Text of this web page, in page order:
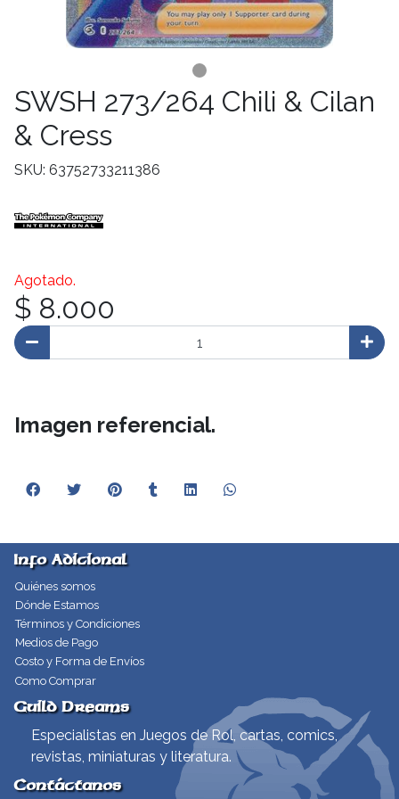
SWSH 273/264 Chili & Cilan
& Cress
SKU: 63752733211386
Agotado.
$ 8.000
Imagen referencial.
Info Adicional
Quiénes somos
Dónde Estamos
Términos y Condiciones
Medios de Pago
Costo y Forma de Envíos
Como Comprar
Guild Dreams
Especialistas en Juegos de Rol, cartas, comics,
revistas, miniaturas y literatura.
Contáctanos